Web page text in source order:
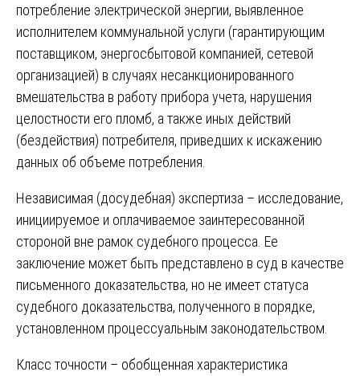
потребление электрической энергии, выявленное
исполнителем коммунальной услуги (гарантирующим
поставщиком, энергосбытовой компанией, сетевой
организацией) в случаях несанкционированного
вмешательства в работу прибора учета, нарушения
целостности его пломб, а также иных действий
(бездействия) потребителя, приведших к искажению
данных об объеме потребления.
Независимая (досудебная) экспертиза – исследование,
инициируемое и оплачиваемое заинтересованной
стороной вне рамок судебного процесса. Ее
заключение может быть представлено в суд в качестве
письменного доказательства, но не имеет статуса
судебного доказательства, полученного в порядке,
установленном процессуальным законодательством.
Класс точности – обобщенная характеристика